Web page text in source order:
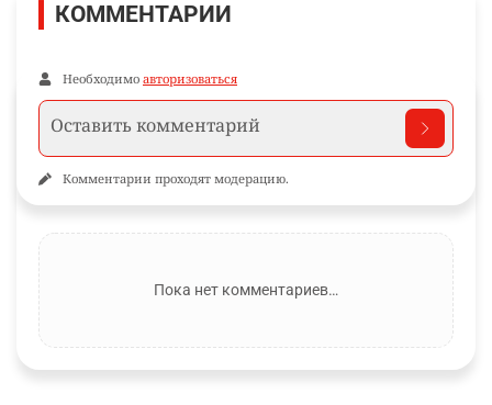
КОММЕНТАРИИ
Необходимо авторизоваться
Комментарии проходят модерацию.
Пока нет комментариев…